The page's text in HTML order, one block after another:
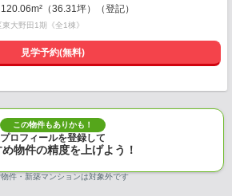
120.06m²（36.31坪）（登記）
東大野田1期《全1棟》
見学予約(無料)
この物件もありかも！
プロフィールを登録して
物件の精度を上げよう！
件・新築マンションは対象外です